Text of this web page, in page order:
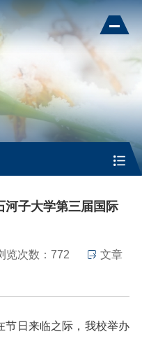
子大学第三届国际
览次数：772
文章
日来临之际，我校举办